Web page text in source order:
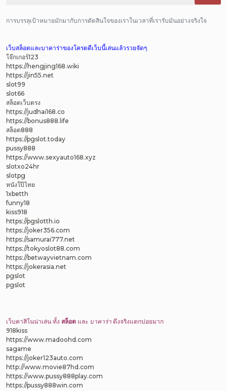
การบรรลุเป้าหมายมักมากับการตัดสินใจของเราในเวลาที่เรารับมันอย่างจริงใจ
เว็บสล็อตและบาคาร่าของโครตดีเว็บนี้เล่นแล้วรวยจัดๆ
โจ๊กเกอร์123
https://hengjing168.wiki
https://jin55.net
slot99
slot66
สล็อตเว็บตรง
https://judhai168.co
https://bonus888.life
สล็อต888
https://pgslot.today
pussy888
https://www.sexyauto168.xyz
slotxo24hr
slotpg
หนังโป๊ไทย
1xbetth
funny18
kiss918
https://pgslotth.io
https://joker356.com
https://samurai777.net
https://tokyoslot88.com
https://betwayvietnam.com
https://jokerasia.net
pgslot
pgslot
เว็บคาสิโนน่าเล่น ทั้ง สล็อต และ บาคาร่า ตึงจริงแตกบ่อยมาก
918kiss
https://www.madoohd.com
sagame
https://joker123auto.com
http://www.movie87hd.com
https://www.pussy888play.com
https://pussy888win.com